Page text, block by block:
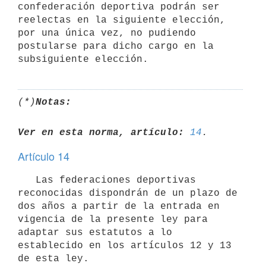
confederación deportiva podrán ser
reelectas en la siguiente elección,
por una única vez, no pudiendo
postularse para dicho cargo en la
(*)Notas:
Ver en esta norma, artículo: 14
Artículo 14
reconocidas dispondrán de un plazo de
dos años a partir de la entrada en
vigencia de la presente ley para
adaptar sus estatutos a lo
establecido en los artículos 12 y 13
de esta ley.